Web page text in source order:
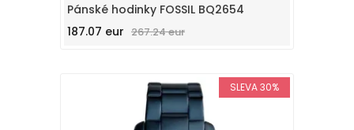
Pánské hodinky FOSSIL BQ2654
187.07 eur 267.24 eur
SLEVA 30%